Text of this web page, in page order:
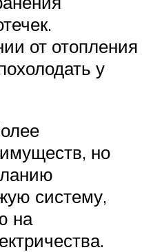
от отопления
у
но
систему,
на